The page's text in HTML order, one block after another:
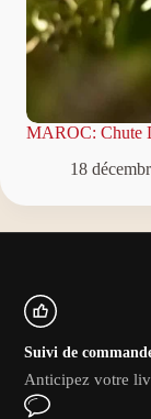
MAROC: Chute
18
Suivi de
Anticipez votre